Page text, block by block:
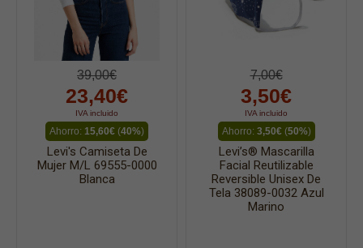
39,00€
23,40€
IVA incluido
Ahorro: 15,60€ (40%)
Levi's Camiseta De
Mujer M/l 69555-0000
Blanca
7,00€
3,50€
IVA incluido
Ahorro: 3,50€(50%)
Levi’s® Mascarilla
Facial Reutilizable
Reversible Unisex De
Tela 38089-0032 Azul
Marino